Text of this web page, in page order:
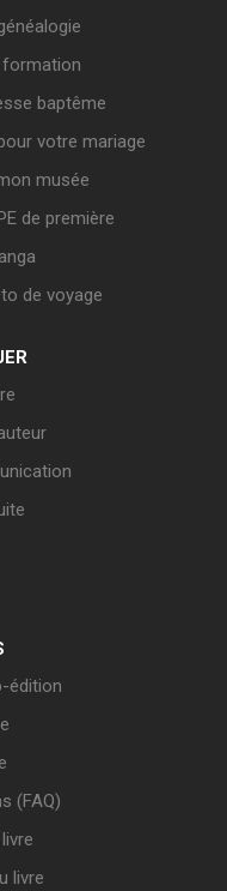
formation
baptême
votre mariage
musée
de première
de voyage
édition
(FAQ)
livre